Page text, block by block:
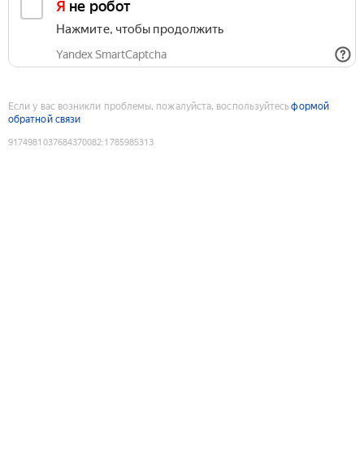
Я не робот
Нажмите, чтобы продолжить
Yandex SmartCaptcha
Если у вас возникли проблемы, пожалуйста, воспользуйтесьформой
обратной связи
9174981037684370082:1785985313